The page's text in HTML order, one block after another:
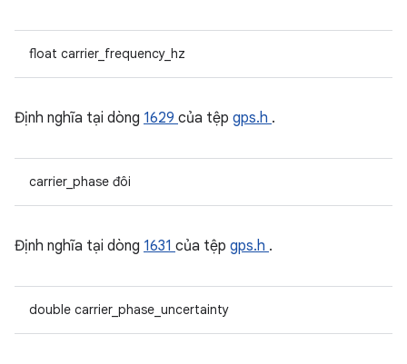
float carrier_frequency_hz
Định nghĩa tại dòng 1629 của tệp gps.h .
carrier_phase đôi
Định nghĩa tại dòng 1631 của tệp gps.h .
double carrier_phase_uncertainty